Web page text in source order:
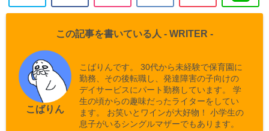
この記事を書いている人 - WRITER -
こばりん
こばりんです。 30代から未経験で保育園に
勤務、その後転職し、発達障害の子向けの
デイサービスにパート勤務しています。 学
生の頃からの趣味だったライターをしてい
ます。 お笑いとワインが大好物！ 小学生の
息子がいるシングルマザーでもあります。